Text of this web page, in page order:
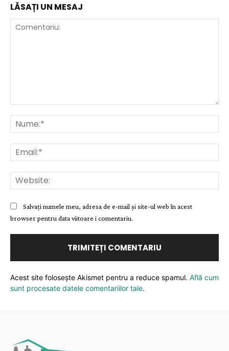
LĂSAȚI UN MESAJ
Salvați numele meu, adresa de e-mail și site-ul web în acest
browser pentru data viitoare i comentariu.
Acest site folosește Akismet pentru a reduce spamul. Află cum
sunt procesate datele comentariilor tale.